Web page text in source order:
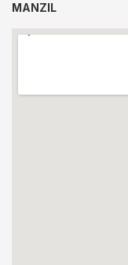
MANZIL